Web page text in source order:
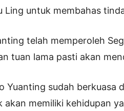
Ling untuk membahas
telah memperoleh
tuan lama pasti akan
Yuanting sudah berkuasa
memiliki kehidupan